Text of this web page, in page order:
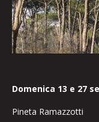
Domenica 13 e 27
Pineta Ramazzotti